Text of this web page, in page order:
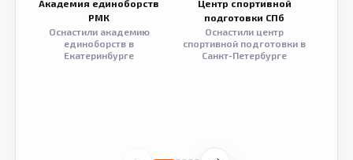
Академия единоборств
РМК
Оснастили академию
единоборств в
Екатеринбурге
Центр спортивной
подготовки СПб
Оснастили центр
спортивной подготовки в
Санкт-Петербурге